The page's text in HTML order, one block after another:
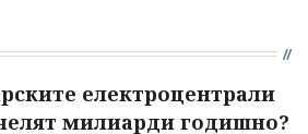
електроцентрали
милиарди годишно?